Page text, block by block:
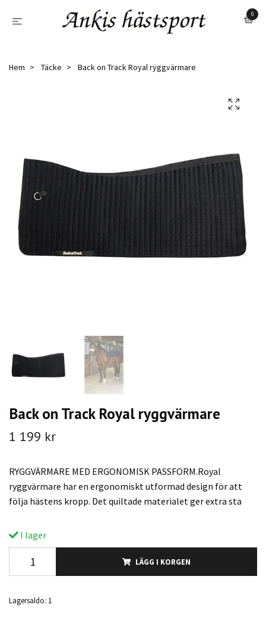
0
Hem Täcke Back on Track Royal ryggvärmare
Back on Track Royal ryggvärmare
1 199 kr
RYGGVÄRMARE MED ERGONOMISK PASSFORM.Royal
ryggvärmare har en ergonomiskt utformad design för att
följa hästens kropp. Det quiltade materialet ger extra sta
I lager
LÄGG I KORGEN
Lagersaldo: 1